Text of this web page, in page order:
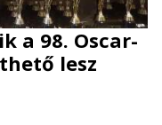
a 98. Oscar-
lesz